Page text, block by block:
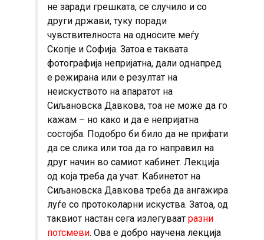
не заради грешката, се случило и со
други држави, туку поради
чувствителноста на односите меѓу
Скопје и Софија. Затоа е таквата
фотографија непријатна, дали однапред
е режирана или е резултат на
неискуството на апаратот на
Сиљановска Давкова, тоа не може да го
кажам – но како и да е непријатна
состојба. Подобро би било да не прифати
да се слика или тоа да го направил на
друг начин во самиот кабинет. Лекција
од која треба да учат. Кабинетот на
Сиљановска Давкова треба да ангажира
луѓе со протоколарни искуства. Затоа, од
таквиот настан сега излегуваат разни
потсмеви. Ова е добро научена лекција